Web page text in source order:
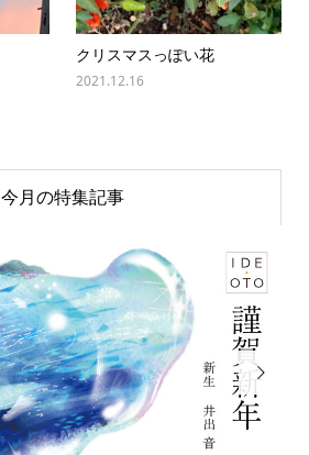
クリスマスっぽい花
2021.12.16
今月の特集記事
